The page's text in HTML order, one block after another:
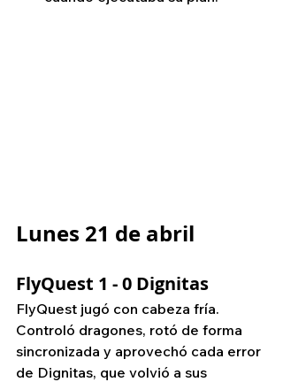
Lunes 21 de abril
FlyQuest 1 - 0 Dignitas
FlyQuest jugó con cabeza fría.
Controló dragones, rotó de forma
sincronizada y aprovechó cada error
de Dignitas, que volvió a sus